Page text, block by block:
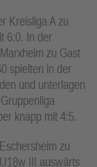
Kreisliga A zu
6:0. In der
zu Gast
spielten in der
und unterlagen
knapp mit 4:5.
zu
III auswärts